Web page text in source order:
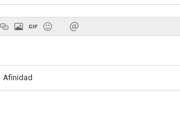
Afinidad